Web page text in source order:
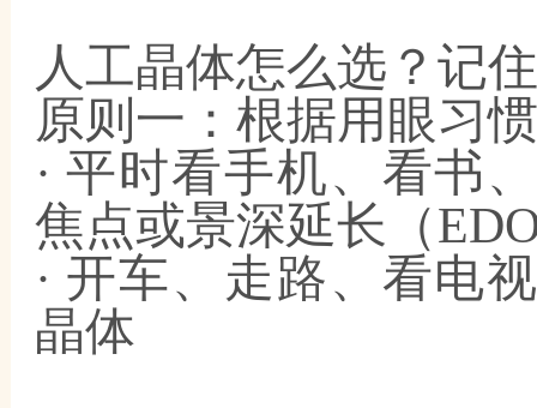
人工晶体怎么选？记
原则一：根据用眼习
· 平时看手机、看书
焦点或景深延长（
· 开车、走路、看电
晶体